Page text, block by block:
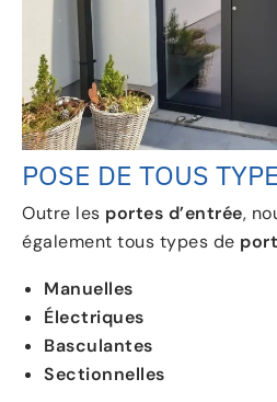
POSE DE TOUS
Outre les portes d’entrée,
également tous types de
Manuelles
Électriques
Basculantes
Sectionnelles